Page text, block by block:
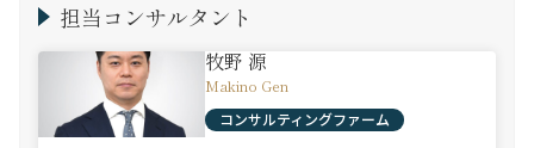
担当コンサルタント
牧野 源
Makino Gen
コンサルティングファーム